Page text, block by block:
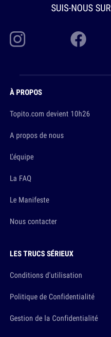
SUIS-NOUS SUR
À PROPOS
Topito.com devient 10h26
A propos de nous
L'équipe
La FAQ
Le Manifeste
Nous contacter
LES TRUCS SÉRIEUX
Conditions d'utilisation
Politique de Confidentialité
Gestion de la Confidentialité